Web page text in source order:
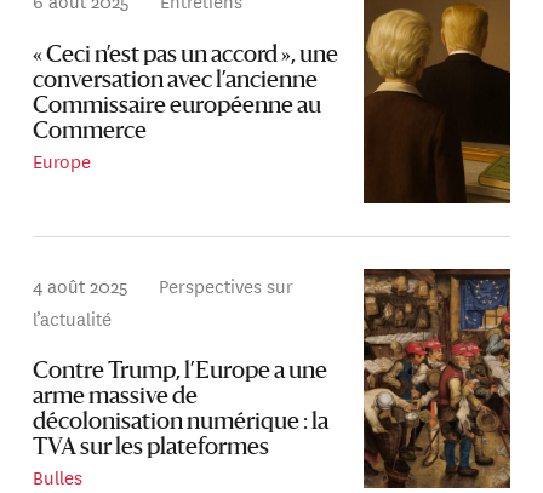
« Ceci n’est pas un accord », une
conversation avec l’ancienne
Commissaire européenne au
Commerce
Europe
4 août 2025
Perspectives sur
l’actualité
Contre Trump, l’Europe a une
arme massive de
décolonisation numérique : la
TVA sur les plateformes
Bulles